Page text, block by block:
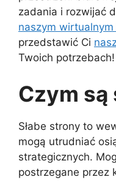
zadania i rozwijać
naszym wirtualnym
przedstawić Ci
Twoich potrzebach!
Czym są
Słabe strony to
mogą utrudniać
strategicznych.
postrzegane przez